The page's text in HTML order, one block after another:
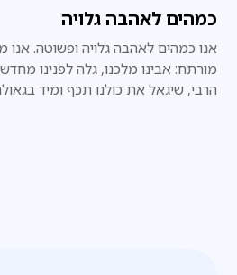
כמהים לאהבה גלויה
אנו כמהים לאהבה גלויה ופשוטה.
מורתח: אבינו מלכנו, גלה לפנינו
הרבי, שיגאל את כולנו תכף ומיד